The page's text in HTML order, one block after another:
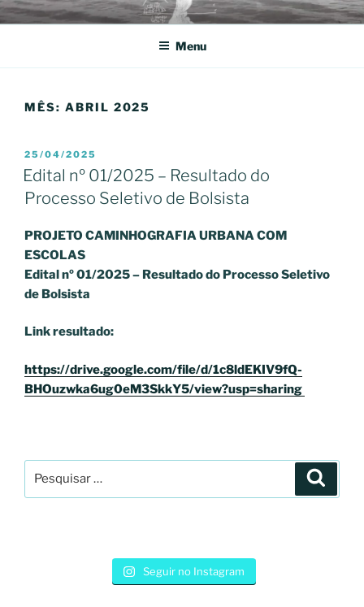
Pular
para
conteúdo
NOS CONFINS DA AMÉRICA
CAMINHOGRAFIAS URBANAS
Menu
MÊS: ABRIL 2025
PUBLICADO
EM
25/04/2025
Edital nº 01/2025 – Resultado do
Processo Seletivo de Bolsista
PROJETO CAMINHOGRAFIA URBANA COM
ESCOLAS
Edital nº 01/2025 – Resultado do Processo Seletivo
de Bolsista
Link resultado:
https://drive.google.com/file/d/1c8ldEKIV9fQ-
BHOuzwka6ug0eM3SkkY5/view?usp=sharing
por:
Seguir no Instagram